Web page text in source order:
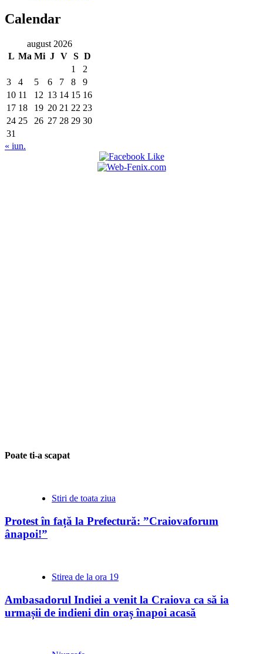
Calendar
august 2026
L Ma Mi J V S D
1
2
3
4 5 6 7 8
9
10 11 12 13 14 15 16
17 18 19 20 21 22 23
24 25 26 27 28 29 30
31
« iun.
Poate ti-a scapat
Stiri de toata ziua
Protest în față la Prefectură: ”Craiovaforum
ânapoi!”
Stirea de la ora 19
Ambasadorul Indiei a venit la Craiova ca să ia
urmașii de indieni din oraș înapoi acasă